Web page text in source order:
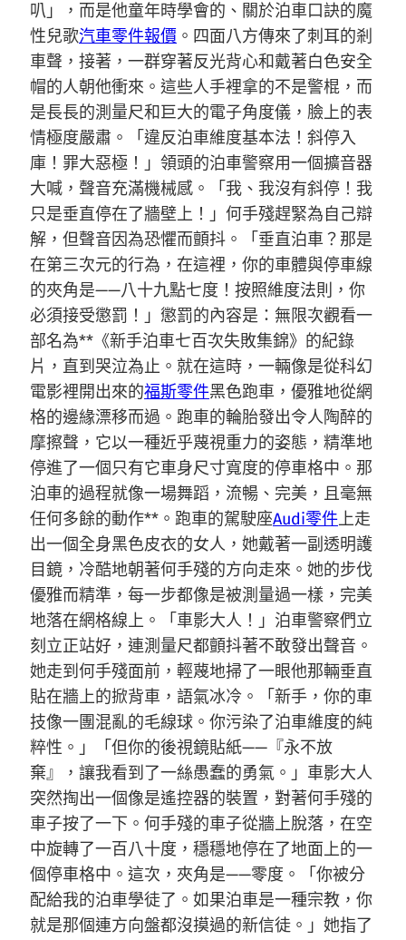
叭」，而是他童年時學會的、關於泊車口訣的魔
性兒歌汽車零件報價 。四面八方傳來了刺耳的剎
車聲，接著，一群穿著反光背心和戴著白色安全
帽的人朝他衝來。這些人手裡拿的不是警棍，而
是長長的測量尺和巨大的電子角度儀，臉上的表
情極度嚴肅。「違反泊車維度基本法！斜停入
庫！罪大惡極！」領頭的泊車警察用一個擴音器
大喊，聲音充滿機械感。「我、我沒有斜停！我
只是垂直停在了牆壁上！」何手殘趕緊為自己辯
解，但聲音因為恐懼而顫抖。「垂直泊車？那是
在第三次元的行為，在這裡，你的車體與停車線
的夾角是——八十九點七度！按照維度法則，你
必須接受懲罰！」懲罰的內容是：無限次觀看一
部名為**《新手泊車七百次失敗集錦》的紀錄
片，直到哭泣為止。就在這時，一輛像是從科幻
電影裡開出來的福斯零件黑色跑車，優雅地從網
格的邊緣漂移而過。跑車的輪胎發出令人陶醉的
摩擦聲，它以一種近乎蔑視重力的姿態，精準地
停進了一個只有它車身尺寸寬度的停車格中。那
泊車的過程就像一場舞蹈，流暢、完美，且毫無
任何多餘的動作**。跑車的駕駛座Audi零件上走
出一個全身黑色皮衣的女人，她戴著一副透明護
目鏡，冷酷地朝著何手殘的方向走來。她的步伐
優雅而精準，每一步都像是被測量過一樣，完美
地落在網格線上。「車影大人！」泊車警察們立
刻立正站好，連測量尺都顫抖著不敢發出聲音。
她走到何手殘面前，輕蔑地掃了一眼他那輛垂直
貼在牆上的掀背車，語氣冰冷。「新手，你的車
技像一團混亂的毛線球。你污染了泊車維度的純
粹性。」「但你的後視鏡貼紙——『永不放
棄』，讓我看到了一絲愚蠢的勇氣。」車影大人
突然掏出一個像是遙控器的裝置，對著何手殘的
車子按了一下。何手殘的車子從牆上脫落，在空
中旋轉了一百八十度，穩穩地停在了地面上的一
個停車格中。這次，夾角是——零度。「你被分
配給我的泊車學徒了。如果泊車是一種宗教，你
就是那個連方向盤都沒摸過的新信徒。」她指了